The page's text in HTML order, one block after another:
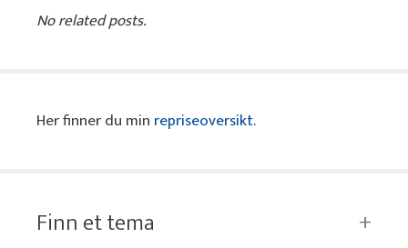
No related posts.
Her finner du min repriseoversikt.
Finn et tema